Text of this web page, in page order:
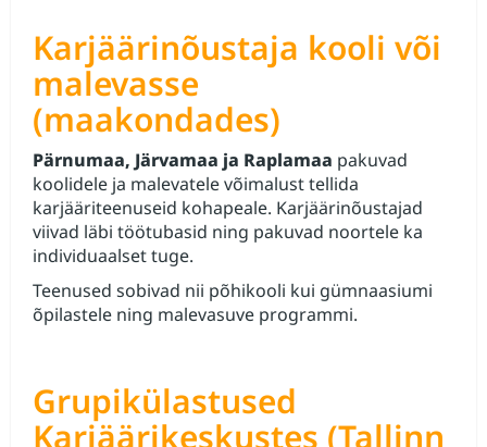
Karjäärinõustaja kooli või
malevasse
(maakondades)
Pärnumaa, Järvamaa ja Raplamaa pakuvad
koolidele ja malevatele võimalust tellida
karjääriteenuseid kohapeale. Karjäärinõustajad
viivad läbi töötubasid ning pakuvad noortele ka
individuaalset tuge.
Teenused sobivad nii põhikooli kui gümnaasiumi
õpilastele ning malevasuve programmi.
Grupikülastused
Karjäärikeskustes (Tallinn